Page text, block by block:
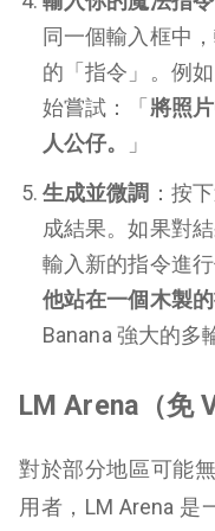
同一個輸入框中
的「指令」。例
始嘗試：「 將照
人公仔。
」
生成並微調 ：按
成結果。如果對
輸入新的指令進
他站在一個木製的
Banana 強大的多
LM Arena（免
對於部分地區可能
用者，LM Arena